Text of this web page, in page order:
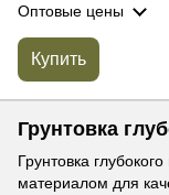
Оптовые цены
Купить
Грунтовка
Грунтовка
материалом для